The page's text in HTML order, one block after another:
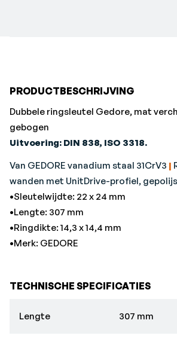
PRODUCTBESCHRIJVING
Dubbele ringsleutel Gedore, mat
gebogen
Uitvoering: DIN 838, ISO 3318.
Van GEDORE vanadium staal 31CrV3 |
wanden met UnitDrive-profiel,
•Sleutelwijdte: 22 x 24 mm
•Lengte: 307 mm
•Ringdikte: 14,3 x 14,4 mm
•Merk: GEDORE
TECHNISCHE SPECIFICATIES
Lengte 307 mm